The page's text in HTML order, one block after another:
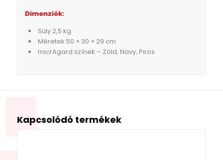
Dimenziók:
Súly 2,5 kg
Méretek 50 × 30 × 29 cm
micrAgard színek – Zöld, Navy, Piros
Kapcsolódó termékek